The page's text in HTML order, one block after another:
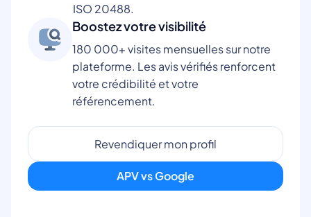
ISO 20488.
Boostez votre visibilité
180 000+ visites mensuelles sur notre
plateforme. Les avis vérifiés renforcent
votre crédibilité et votre
référencement.
Revendiquer mon profil
APV vs Google